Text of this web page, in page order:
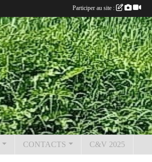
CONTACTS C&V 2025
Participer au site :